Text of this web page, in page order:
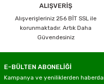
ALIŞVERİŞ
Alışverişleriniz 256 BİT SSL ile
korunmaktadır. Artık Daha
Güvendesiniz
E-BÜLTEN ABONELİĞİ
Kampanya ve yeniliklerden